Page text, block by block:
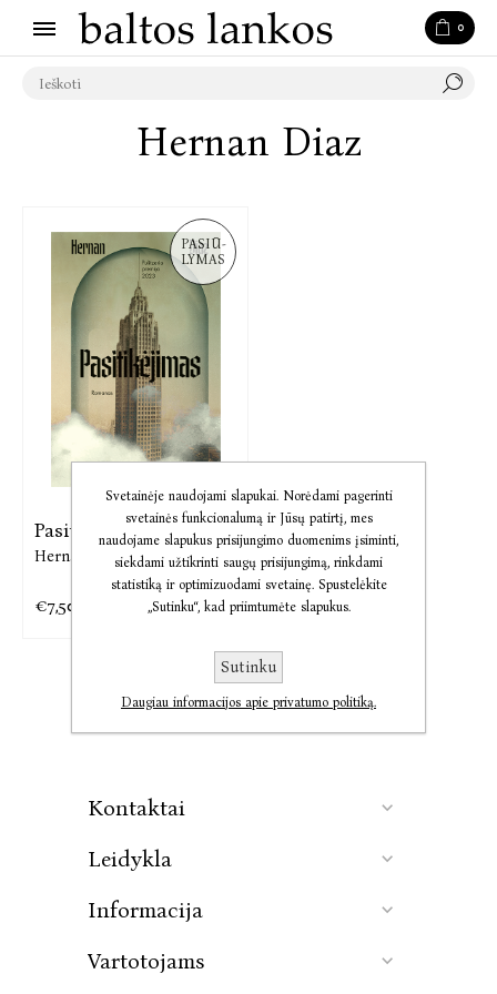
0
Hernan Diaz
PASIŪ-
LYMAS
Pasitikėjimas
Hernan Diaz
€7,50
Kontaktai
Leidykla
Informacija
Vartotojams
Svetainėje naudojami slapukai. Norėdami pagerinti
svetainės funkcionalumą ir Jūsų patirtį, mes
naudojame slapukus prisijungimo duomenims įsiminti,
siekdami užtikrinti saugų prisijungimą, rinkdami
statistiką ir optimizuodami svetainę. Spustelėkite
„Sutinku“, kad priimtumėte slapukus.
Sutinku
Daugiau informacijos apie privatumo politiką.